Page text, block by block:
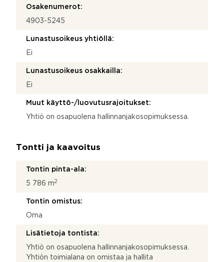
Osakenumerot:
4903-5245
Lunastusoikeus yhtiöllä:
Ei
Lunastusoikeus osakkailla:
Ei
Muut käyttö-/luovutusrajoitukset:
Yhtiö on osapuolena hallinnanjakosopimuksessa.
Tontti ja kaavoitus
Tontin pinta-ala:
5 786 m2
Tontin omistus:
Oma
Lisätietoja tontista:
Yhtiö on osapuolena hallinnanjakosopimuksessa.
Yhtiön toimialana on omistaa ja hallita